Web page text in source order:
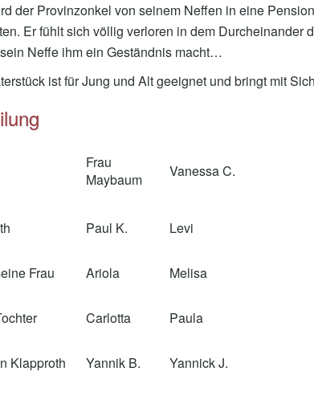
der Provinzonkel von seinem Neffen in eine
Er fühlt sich völlig verloren in dem Durcheinander
Neffe ihm ein Geständnis macht…
ist für Jung und Alt geeignet und bringt mit
Frau
Maybaum
Vanessa C.
Paul K. Levi
Frau Ariola Melisa
Carlotta Paula
Klapproth Yannik B. Yannick J.